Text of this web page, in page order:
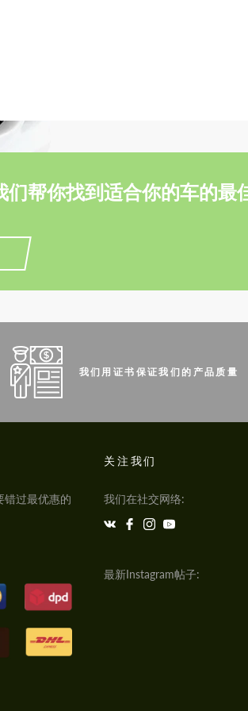
们帮你找到适合你的车的最
我们用证书保证我们的产品质量
错过最优惠的
关注我们
我们在社交网络:
最新Instagram帖子: